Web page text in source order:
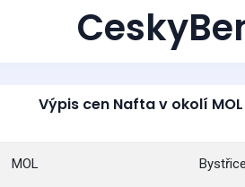
Výpis cen Nafta v okolí
MOL Bystřice